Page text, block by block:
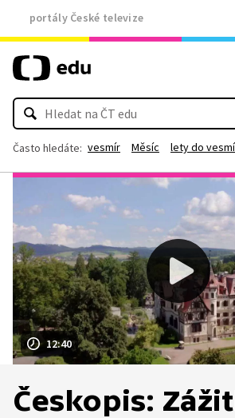
portály České televize
Často hledáte: vesmír Měsíc lety do
12:40
Českopis: